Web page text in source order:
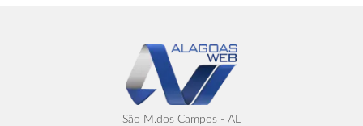
São M.dos Campos - AL